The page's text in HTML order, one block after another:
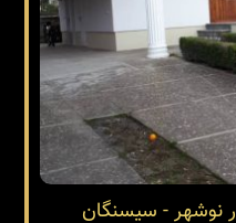
نوشهر - سیسنگان